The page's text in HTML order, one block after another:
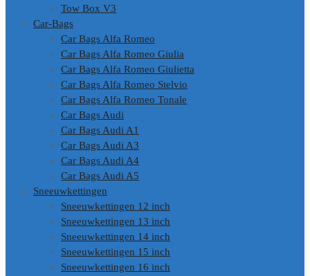
Tow Box V3
Car-Bags
Car Bags Alfa Romeo
Car Bags Alfa Romeo Giulia
Car Bags Alfa Romeo Giulietta
Car Bags Alfa Romeo Stelvio
Car Bags Alfa Romeo Tonale
Car Bags Audi
Car Bags Audi A1
Car Bags Audi A3
Car Bags Audi A4
Car Bags Audi A5
Sneeuwkettingen
Sneeuwkettingen 12 inch
Sneeuwkettingen 13 inch
Sneeuwkettingen 14 inch
Sneeuwkettingen 15 inch
Sneeuwkettingen 16 inch